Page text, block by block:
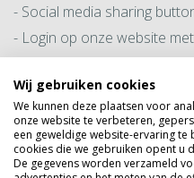
- Social media sharing
- Login op onze website
Advertentie / tracking
Deze cookies worden
advertentiepartners en
profileren en volgen van
Wij gebruiken cookies
We kunnen deze plaatsen voor
onze website te verbeteren,
een geweldige website-ervaring
cookies die we gebruiken opent u
De gegevens worden verzameld